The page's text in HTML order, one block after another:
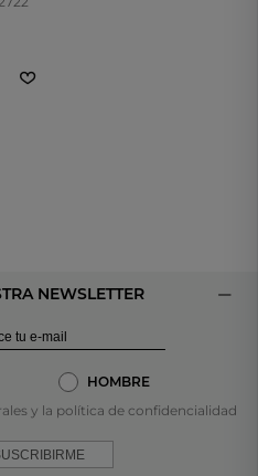
NEWSLETTER
HOMBRE
y la política de confidencialidad